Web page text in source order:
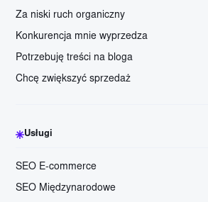
Za niski ruch organiczny
Konkurencja mnie wyprzedza
Potrzebuję treści na bloga
Chcę zwiększyć sprzedaż
Usługi
SEO E-commerce
SEO Międzynarodowe